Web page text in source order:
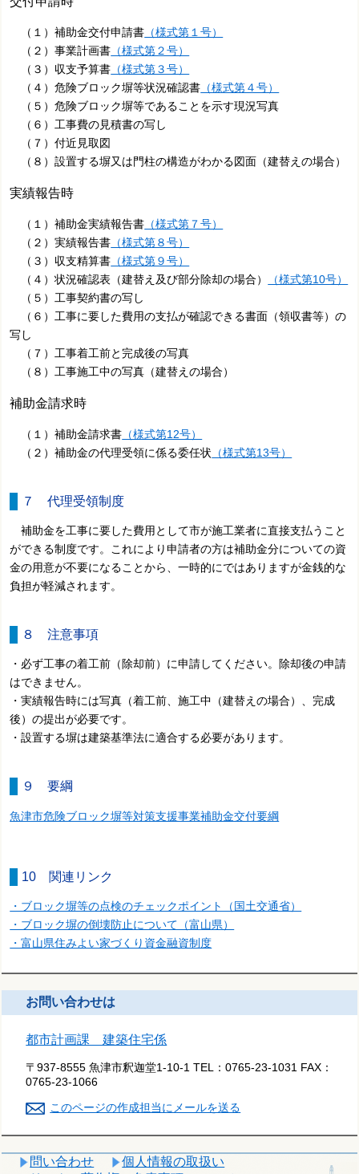
（１）補助金交付申請書 （様式第１号）
（２）事業計画書 （様式第２号）
（３）収支予算書 （様式第３号）
（４）危険ブロック塀等状況確認書 （様式第４号）
（５）危険ブロック塀等であることを示す現況写真
（６）工事費の見積書の写し
（７）付近見取図
（８）設置する塀又は門柱の構造がわかる図面（建替えの場合）
実績報告時
（１）補助金実績報告書 （様式第７号）
（２）実績報告書 （様式第８号）
（３）収支精算書 （様式第９号）
（４）状況確認表（建替え及び部分除却の場合）
（様式第10号）
（５）工事契約書の写し
（６）工事に要した費用の支払が確認できる書面（領収書等）の
写し
（７）工事着工前と完成後の写真
（８）工事施工中の写真（建替えの場合）
補助金請求時
（１）補助金請求書 （様式第12号）
（２）補助金の代理受領に係る委任状 （様式第13号）
７ 代理受領制度
補助金を工事に要した費用として市が施工業者に直接支払うこと
ができる制度です。これにより申請者の方は補助金分についての資
金の用意が不要になることから、一時的にではありますが金銭的な
負担が軽減されます。
８ 注意事項
・必ず工事の着工前（除却前）に申請してください。除却後の申請
はできません。
・実績報告時には写真（着工前、施工中（建替えの場合）、完成
後）の提出が必要です。
・設置する塀は建築基準法に適合する必要があります。
９ 要綱
魚津市危険ブロック塀等対策支援事業補助金交付要綱
10 関連リンク
・ブロック塀等の点検のチェックポイント（国土交通省）
・ブロック塀の倒壊防止について（富山県）
・富山県住みよい家づくり資金融資制度
お問い合わせは
都市計画課 建築住宅係
〒937-8555 魚津市釈迦堂1-10-1 TEL：0765-23-1031 FAX：
0765-23-1066
このページの作成担当にメールを送る
問い合わせ
個人情報の取扱い